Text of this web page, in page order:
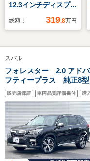
12.3インチディスプレ
イオーディオ トヨタ
ター デジタルインナ
ーミラー BSM
AC100V アルミレス
充電ケーブル積込 ス
ペアキー
総額： 319.8万円
スバル
フォレスター 2.0 アド
フティープラス 純正8
イド・バックカメラ デ
バックドア 全席シート
ート純正18インチアルミ
販売店保証 車両品質評価書付 購